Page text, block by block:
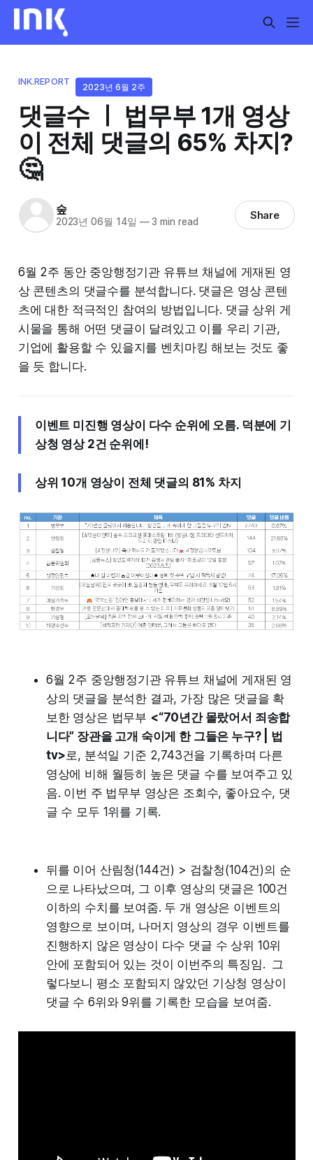
INK.REPORT
2023년 6월 2주
댓글수 ㅣ 법무부 1개 영상
이 전체 댓글의 65% 차지?
🤔
숲
2023년 06월 14일 —3 min read Share
6월 2주 동안 중앙행정기관 유튜브 채널에 게재된 영
상 콘텐츠의 댓글수를 분석합니다. 댓글은 영상 콘텐
츠에 대한 적극적인 참여의 방법입니다. 댓글 상위 게
시물을 통해 어떤 댓글이 달려있고 이를 우리 기관,
기업에 활용할 수 있을지를 벤치마킹 해보는 것도 좋
을 듯 합니다.
이벤트 미진행 영상이 다수 순위에 오름. 덕분에 기
상청 영상 2건 순위에!
상위 10개 영상이 전체 댓글의 81% 차지
6월 2주 중앙행정기관 유튜브 채널에 게재된 영
상의 댓글을 분석한 결과, 가장 많은 댓글을 확
보한 영상은 법무부 <“70년간 몰랐어서 죄송합
니다” 장관을 고개 숙이게 한 그들은 누구? | 법
tv>로, 분석일 기준 2,743건을 기록하며 다른
영상에 비해 월등히 높은 댓글 수를 보여주고 있
음. 이번 주 법무부 영상은 조회수, 좋아요수, 댓
글 수 모두 1위를 기록.
뒤를 이어 산림청(144건) > 검찰청(104건)의 순
으로 나타났으며, 그 이후 영상의 댓글은 100건
이하의 수치를 보여줌. 두 개 영상은 이벤트의
영향으로 보이며, 나머지 영상의 경우 이벤트를
진행하지 않은 영상이 다수 댓글 수 상위 10위
안에 포함되어 있는 것이 이번주의 특징임. 그
렇다보니 평소 포함되지 않았던 기상청 영상이
댓글 수 6위와 9위를 기록한 모습을 보여줌.